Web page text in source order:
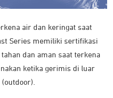
air dan keringat saat
Series memiliki sertifikasi
dan aman saat terkena
ketika gerimis di luar
(outdoor).
perangkat.
sirkuit.
suhu kamar.